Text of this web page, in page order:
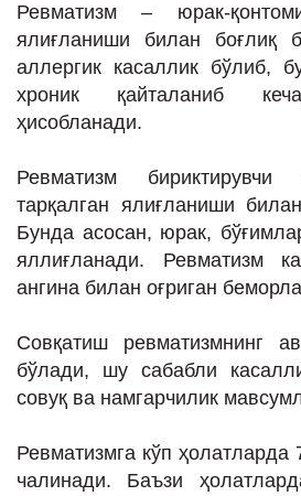
ИНТЕРВЬЮ
Таҳлил
Бу қизиқ
Реклама
СПОРТ
Ревматизм – юрак-
ялиғланиши билан боғлиқ
аллергик касаллик бўлиб,
хроник қайталаниб
ҳисобланади.
Ревматизм бириктирувчи
тарқалган ялиғланиши
Бунда асосан, юрак,
яллиғланади. Ревматизм
ангина билан оғриган
Совқатиш ревматизмнинг
бўлади, шу сабабли
совуқ ва намгарчилик
Ревматизмга кўп
чалинади. Баъзи